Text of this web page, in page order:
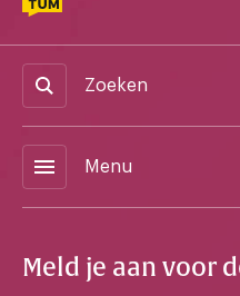
Zoeken
menu Menu
Meld je aan voor